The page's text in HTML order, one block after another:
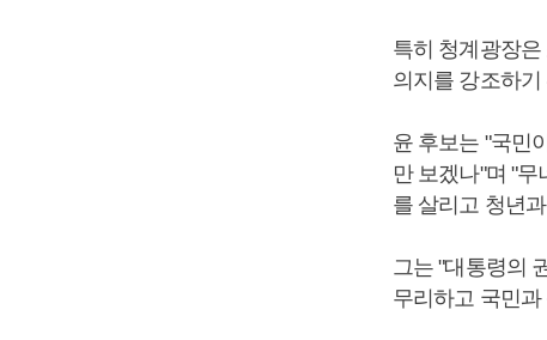
특히 청계광장
의지를 강조하
윤 후보는 "국민
만 보겠나"며 "
를 살리고 청년
그는 "대통령의
무리하고 국민